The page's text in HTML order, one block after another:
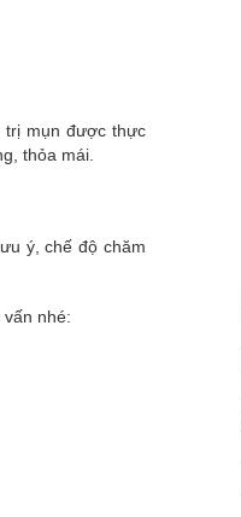
trị mụn được thực
thỏa mái.
ý, chế độ chăm
nhé: